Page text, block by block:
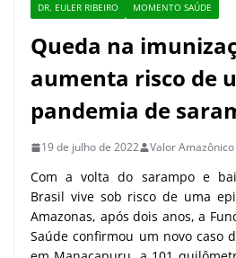
DR. EULER RIBEIRO MOMENTO SAÚDE
Queda na
aumenta risco de
pandemia de
19 de julho de 2022 Valor Amazônico
Com a volta do sarampo e
Brasil vive sob risco de uma
Amazonas, após dois anos, a
Saúde confirmou um novo caso